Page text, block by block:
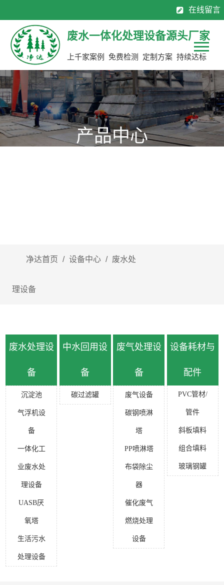
产品中心
废水一体化处理设备源头厂家
上千家案例 免费检测 定制方案 持续达标
在线留言
全国服务热线： 130-7137 0883 0769-8113 2565
净达首页 / 设备中心 / 废水处
理设备
废水处理设
备
沉淀池
气浮机设
备
一体化工
业废水处
理设备
UASB厌
氧塔
生活污水
处理设备
中水回用设
备
碳过滤罐
废气处理设
备
废气设备
碳钢喷淋
塔
PP喷淋塔
布袋除尘
器
催化废气
燃烧处理
设备
设备耗材与
配件
PVC管材/
管件
斜板填料
组合填料
玻璃钢罐